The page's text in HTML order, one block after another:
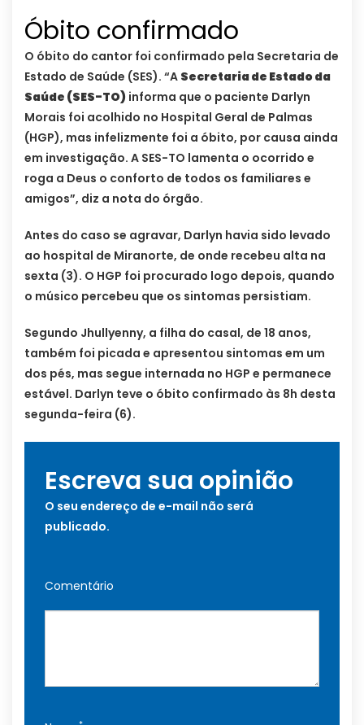
Óbito confirmado
O óbito do cantor foi confirmado pela Secretaria de
Estado de Saúde (SES). “A Secretaria de Estado da
Saúde (SES-TO) informa que o paciente Darlyn
Morais foi acolhido no Hospital Geral de Palmas
(HGP), mas infelizmente foi a óbito, por causa ainda
em investigação. A SES-TO lamenta o ocorrido e
roga a Deus o conforto de todos os familiares e
amigos”, diz a nota do órgão.
Antes do caso se agravar, Darlyn havia sido levado
ao hospital de Miranorte, de onde recebeu alta na
sexta (3). O HGP foi procurado logo depois, quando
o músico percebeu que os sintomas persistiam.
Segundo Jhullyenny, a filha do casal, de 18 anos,
também foi picada e apresentou sintomas em um
dos pés, mas segue internada no HGP e permanece
estável. Darlyn teve o óbito confirmado às 8h desta
segunda-feira (6).
Escreva sua opinião
O seu endereço de e-mail não será
publicado.
Comentário